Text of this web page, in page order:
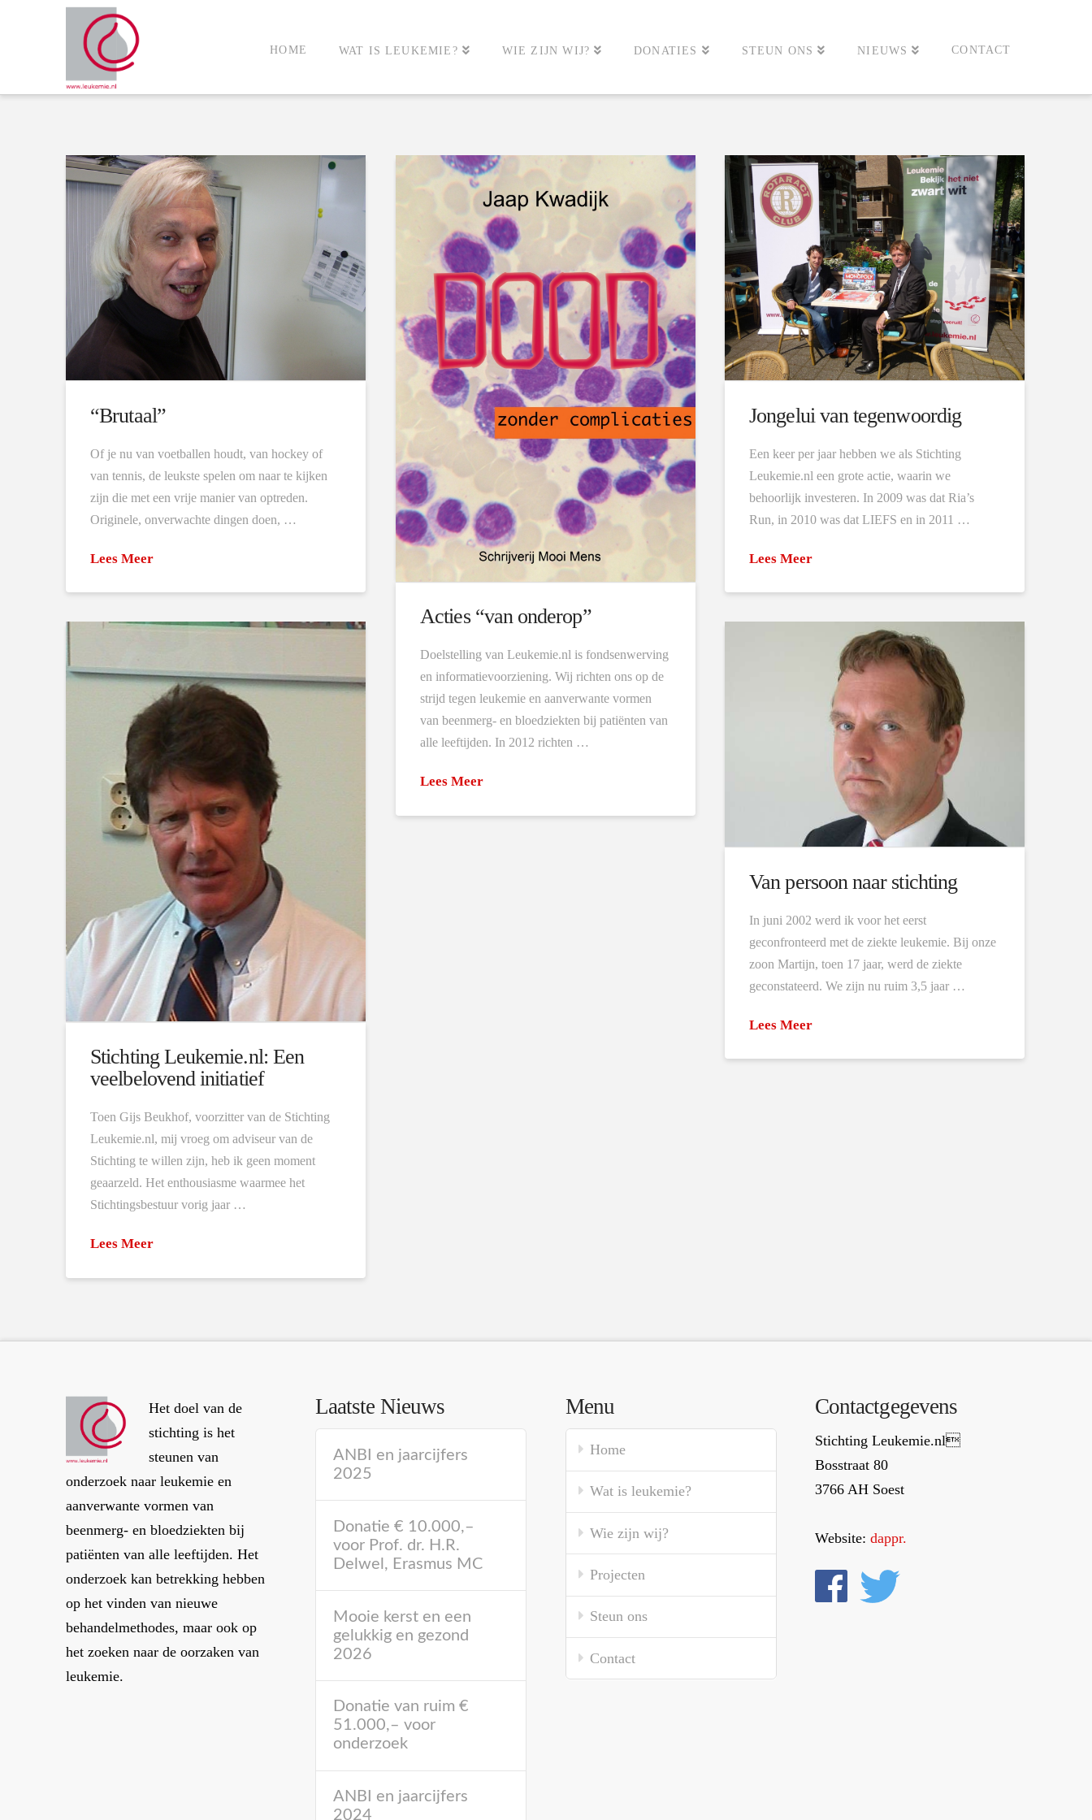
HOME WAT IS LEUKEMIE? WIE ZIJN WIJ? DONATIES STEUN ONS NIEUWS CONTACT
“Brutaal”
Of je nu van voetballen houdt, van hockey of
van tennis, de leukste spelen om naar te kijken
zijn die met een vrije manier van optreden.
Originele, onverwachte dingen doen, …
Lees Meer
Acties “van onderop”
Doelstelling van Leukemie.nl is fondsenwerving
en informatievoorziening. Wij richten ons op de
strijd tegen leukemie en aanverwante vormen
van beenmerg- en bloedziekten bij patiënten van
alle leeftijden. In 2012 richten …
Lees Meer
Jongelui van tegenwoordig
Een keer per jaar hebben we als Stichting
Leukemie.nl een grote actie, waarin we
behoorlijk investeren. In 2009 was dat Ria’s
Run, in 2010 was dat LIEFS en in 2011 …
Lees Meer
Stichting Leukemie.nl: Een
veelbelovend initiatief
Toen Gijs Beukhof, voorzitter van de Stichting
Leukemie.nl, mij vroeg om adviseur van de
Stichting te willen zijn, heb ik geen moment
geaarzeld. Het enthousiasme waarmee het
Stichtingsbestuur vorig jaar …
Lees Meer
Van persoon naar stichting
In juni 2002 werd ik voor het eerst
geconfronteerd met de ziekte leukemie. Bij onze
zoon Martijn, toen 17 jaar, werd de ziekte
geconstateerd. We zijn nu ruim 3,5 jaar …
Lees Meer
Het doel van de
stichting is het
steunen van
onderzoek naar leukemie en
aanverwante vormen van
beenmerg- en bloedziekten bij
patiënten van alle leeftijden. Het
onderzoek kan betrekking hebben
op het vinden van nieuwe
behandelmethodes, maar ook op
het zoeken naar de oorzaken van
leukemie.
Laatste Nieuws
ANBI en jaarcijfers
2025
Donatie € 10.000,–
voor Prof. dr. H.R.
Delwel, Erasmus MC
Mooie kerst en een
gelukkig en gezond
2026
Donatie van ruim €
51.000,– voor
onderzoek
ANBI en jaarcijfers
2024
Menu
Home
Wat is leukemie?
Wie zijn wij?
Projecten
Steun ons
Contact
Contactgegevens
Stichting Leukemie.nl
Bosstraat 80
3766 AH Soest
Website:dappr.